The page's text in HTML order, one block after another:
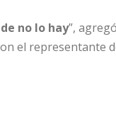
no lo hay”,
el representante